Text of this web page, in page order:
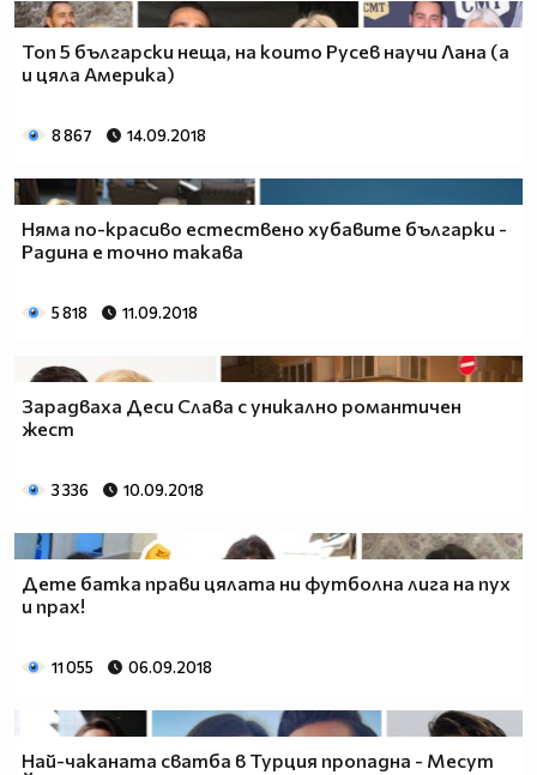
Топ 5 български неща, на които Русев научи Лана (а
и цяла Америка)
8 867 14.09.2018
Няма по-красиво естествено хубавите българки -
Радина е точно такава
5 818 11.09.2018
Зарадваха Деси Слава с уникално романтичен
жест
3 336 10.09.2018
Дете батка прави цялата ни футболна лига на пух
и прах!
11 055 06.09.2018
Най-чаканата сватба в Турция пропадна - Месут